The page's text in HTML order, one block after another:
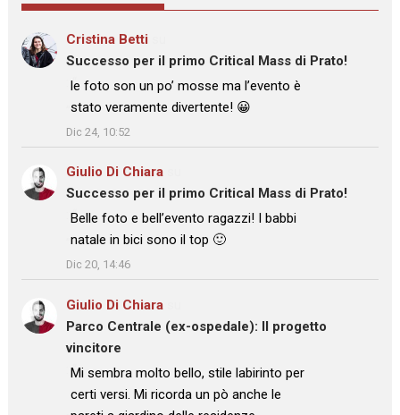
Cristina Betti
Successo per il primo Critical Mass di Prato!
: “
le foto son un po’ mosse ma l’evento è
stato veramente divertente! 😀
”
Dic 24, 10:52
Giulio Di Chiara
Successo per il primo Critical Mass di Prato!
: “Belle foto e bell’evento ragazzi! I babbi
natale in bici sono il top 🙂
”
Dic 20, 14:46
Giulio Di Chiara
Parco Centrale (ex-ospedale): Il progetto
vincitore
: “
Mi sembra molto bello, stile labirinto per
certi versi. Mi ricorda un pò anche le